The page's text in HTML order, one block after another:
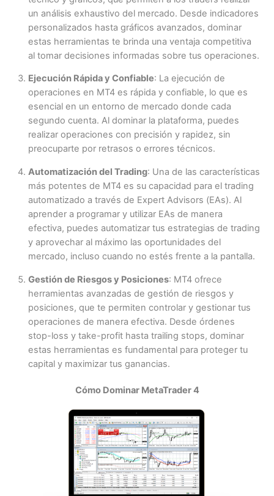
un análisis exhaustivo del mercado. Desde indicadores
personalizados hasta gráficos avanzados, dominar
estas herramientas te brinda una ventaja competitiva
al tomar decisiones informadas sobre tus operaciones.
Ejecución Rápida y Confiable: La ejecución de
operaciones en MT4 es rápida y confiable, lo que es
esencial en un entorno de mercado donde cada
segundo cuenta. Al dominar la plataforma, puedes
realizar operaciones con precisión y rapidez, sin
preocuparte por retrasos o errores técnicos.
Automatización del Trading: Una de las características
más potentes de MT4 es su capacidad para el trading
automatizado a través de Expert Advisors (EAs). Al
aprender a programar y utilizar EAs de manera
efectiva, puedes automatizar tus estrategias de trading
y aprovechar al máximo las oportunidades del
mercado, incluso cuando no estés frente a la pantalla.
Gestión de Riesgos y Posiciones: MT4 ofrece
herramientas avanzadas de gestión de riesgos y
posiciones, que te permiten controlar y gestionar tus
operaciones de manera efectiva. Desde órdenes
stop-loss y take-profit hasta trailing stops, dominar
estas herramientas es fundamental para proteger tu
capital y maximizar tus ganancias.
Cómo Dominar MetaTrader 4